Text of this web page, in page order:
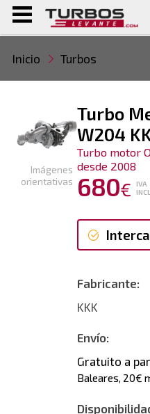
Inicio Turbos
Turbo
W204
Turbo motor
desde 2008
680€
IVA
Fabricante:
KKK
Envío:
Gratuito a
Baleares, 20€
Imágenes
orientativas